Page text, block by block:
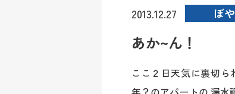
2013.12.27 ぼ
あか~ん！
ここ２日天気に裏切